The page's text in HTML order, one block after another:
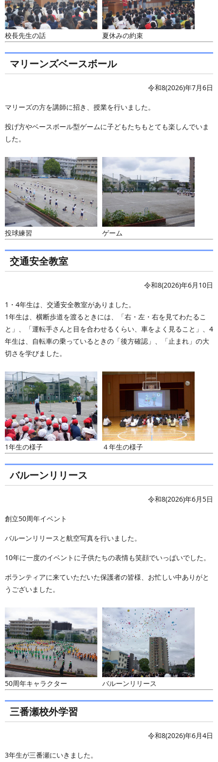
校長先生の話 夏休みの約束
マリーンズベースボール
令和8(2026)年7月6日
マリーズの方を講師に招き、授業を行いました。
投げ方やベースボール型ゲームに子どもたちもとても楽しんでいま
した。
投球練習 ゲーム
交通安全教室
令和8(2026)年6月10日
1・4年生は、交通安全教室がありました。
1年生は、横断歩道を渡るときには、「右・左・右を見てわたるこ
と」、「運転手さんと目を合わせるくらい、車をよく見ること」、4
年生は、自転車の乗っているときの「後方確認」、「止まれ」の大
切さを学びました。
1年生の様子 ４年生の様子
バルーンリリース
令和8(2026)年6月5日
創立50周年イベント
バルーンリリースと航空写真を行いました。
10年に一度のイベントに子供たちの表情も笑顔でいっぱいでした。
ボランティアに来ていただいた保護者の皆様、お忙しい中ありがと
うございました。
50周年キャラクター バルーンリリース
三番瀬校外学習
令和8(2026)年6月4日
3年生が三番瀬にいきました。